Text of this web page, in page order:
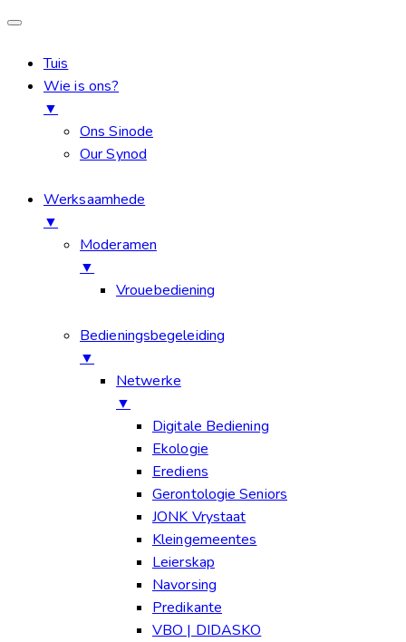
Tuis
Wie is ons?
▼
Ons Sinode
Our Synod
Werksaamhede
▼
Moderamen
▼
Vrouebediening
Bedieningsbegeleiding
▼
Netwerke
▼
Digitale Bediening
Ekologie
Erediens
Gerontologie Seniors
JONK Vrystaat
Kleingemeentes
Leierskap
Navorsing
Predikante
VBO | DIDASKO